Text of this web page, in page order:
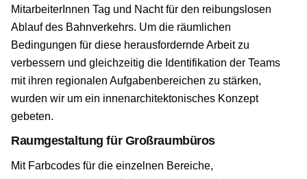
MitarbeiterInnen Tag und Nacht für den reibungslosen
Ablauf des Bahnverkehrs. Um die räumlichen
Bedingungen für diese herausfordernde Arbeit zu
verbessern und gleichzeitig die Identifikation der Teams
mit ihren regionalen Aufgabenbereichen zu stärken,
wurden wir um ein innenarchitektonisches Konzept
gebeten.
Raumgestaltung für Großraumbüros
Mit Farbcodes für die einzelnen Bereiche,